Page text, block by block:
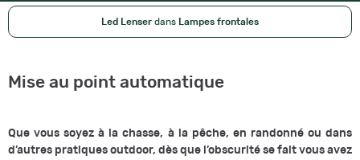
Led Lenser dans Lampes frontales
Mise au point automatique
Que vous soyez à la chasse, à la pêche, en randonné ou dans
d’autres pratiques outdoor, dès que l’obscurité se fait vous avez